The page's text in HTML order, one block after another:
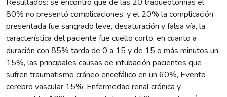
80% no presentó complicaciones, y el 20% la complicación
presentada fue sangrado leve, desaturación y falsa vía, la
característica del paciente fue cuello corto, en cuanto a
duración con 85% tarda de 0 a 15 y de 15 o más minutos un
15%, las principales causas de intubación pacientes que
sufren traumatismo cráneo encefálico en un 60%, Evento
cerebro vascular 15%, Enfermedad renal crónica y